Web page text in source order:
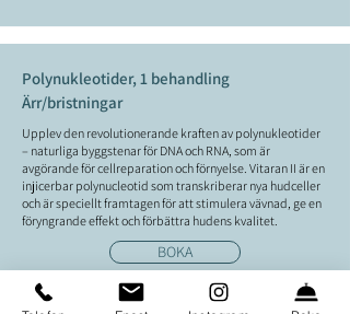
Polynukleotider, 1 behandling
Ärr/bristningar
Upplev den revolutionerande kraften av polynukleotider
– naturliga byggstenar för DNA och RNA, som är
avgörande för cellreparation och förnyelse. Vitaran II är en
injicerbar polynucleotid som transkriberar nya hudceller
och är speciellt framtagen för att stimulera vävnad, ge en
föryngrande effekt och förbättra hudens kvalitet.
BOKA